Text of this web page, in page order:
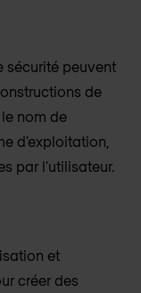
sécurité peuvent
de
nom de
d'exploitation,
par l'utilisateur.
et
créer des